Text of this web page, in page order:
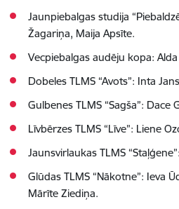
Jaunpiebalgas studija
Žagariņa, Maija Apsīte.
Vecpiebalgas audēju kopa:
Dobeles TLMS “Avots”: Inta
Gulbenes TLMS “Sagša”: Dace
Līvbērzes TLMS “Līve”: Liene
Jaunsvirlaukas TLMS
Glūdas TLMS “Nākotne”: Ieva
Mārīte Ziediņa.